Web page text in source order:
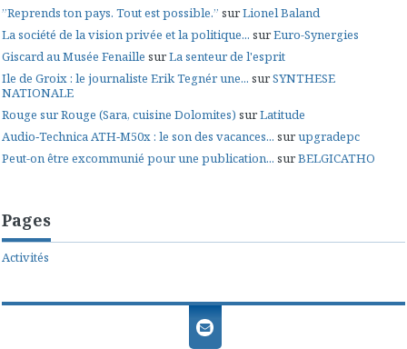
”Reprends ton pays. Tout est possible.” surLionel Baland
La société de la vision privée et la politique... surEuro-Synergies
Giscard au Musée Fenaille surLa senteur de l'esprit
Ile de Groix : le journaliste Erik Tegnér une... surSYNTHESE
NATIONALE
Rouge sur Rouge (Sara, cuisine Dolomites) surLatitude
Audio‑Technica ATH‑M50x : le son des vacances... surupgradepc
Peut-on être excommunié pour une publication... surBELGICATHO
Pages
Activités